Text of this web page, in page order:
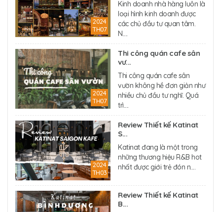
2024
TH07
Kinh doanh nhà hàng luôn là
loại hình kinh doanh được
các chủ đầu tư quan tâm.
N....
2024
TH07
Thi công quán cafe sân
vư...
Thi công quán cafe sân
vườn không hề đơn giản như
nhiều chủ đầu tư nghĩ. Quá
trì....
2024
TH03
Review Thiết kế Katinat
S...
Katinat đang là một trong
những thương hiệu R&B hot
nhất được giới trẻ đón n....
Review Thiết kế Katinat
B...